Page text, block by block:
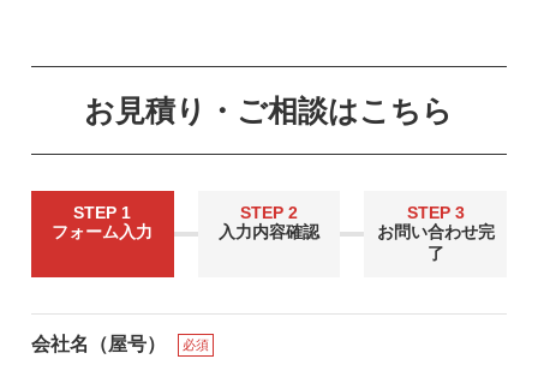
お見積り・ご相談はこちら
STEP 1
フォーム入力
STEP 2
入力内容確認
STEP 3
お問い合わせ完
了
会社名（屋号） 必須